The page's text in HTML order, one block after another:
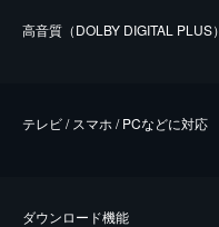
⾼⾳質（DOLBY DIGITAL PLUS）
テレビ / スマホ / PCなどに対応
ダウンロード機能